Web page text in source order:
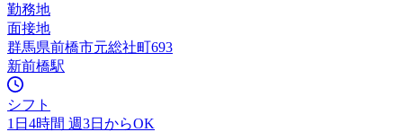
勤務地
面接地
群馬県前橋市元総社町693
新前橋駅
シフト
1日4時間 週3日からOK